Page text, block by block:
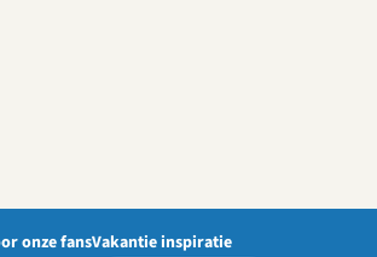
onze fansVakantie inspiratie